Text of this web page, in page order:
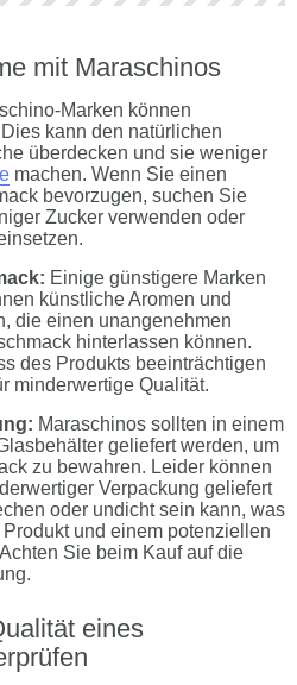
mit Maraschinos
Marken können
kann den natürlichen
überdecken und sie weniger
machen. Wenn Sie einen
bevorzugen, suchen Sie
Zucker verwenden oder
Einige günstigere Marken
künstliche Aromen und
die einen unangenehmen
hinterlassen können.
des Produkts beeinträchtigen
minderwertige Qualität.
Maraschinos sollten in einem
geliefert werden, um
zu bewahren. Leider können
Verpackung geliefert
oder undicht sein kann, was
und einem potenziellen
Sie beim Kauf auf die
eines